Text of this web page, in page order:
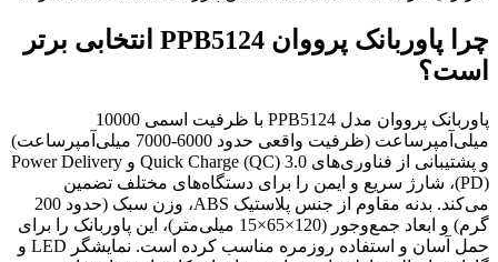
چرا پاوربانک پرووان PPB5124 انتخابی برتر
است؟
پاوربانک پرووان مدل PPB5124 با ظرفیت اسمی 10000
میلی‌آمپرساعت (ظرفیت واقعی حدود 6000-7000 میلی‌آمپرساعت)
و پشتیبانی از فناوری‌های Quick Charge (QC) 3.0 و Power Delivery
(PD)، شارژ سریع و ایمن را برای دستگاه‌های مختلف تضمین
می‌کند. بدنه مقاوم از جنس پلاستیک ABS، وزن سبک (حدود 200
گرم) و ابعاد جمع‌وجور (120×65×15 میلی‌متر)، این پاوربانک را برای
حمل آسان و استفاده روزمره مناسب کرده است. نمایشگر LED و